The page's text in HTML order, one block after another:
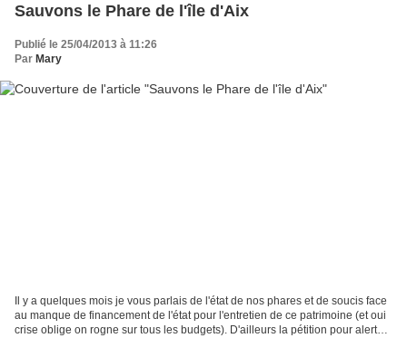
Sauvons le Phare de l'île d'Aix
Publié le 25/04/2013 à 11:26
Par Mary
Il y a quelques mois je vous parlais de l'état de nos phares et de soucis face
au manque de financement de l'état pour l'entretien de ce patrimoine (et oui
crise oblige on rogne sur tous les budgets). D'ailleurs la pétition pour alerter